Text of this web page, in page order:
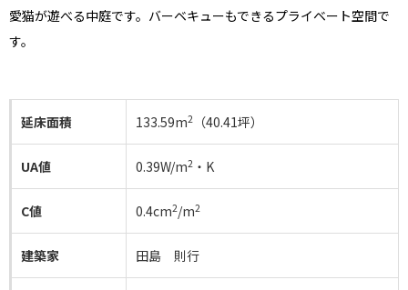
愛猫が遊べる中庭です。バーベキューもできるプライベート空間で
す。
延床面積 133.59m2 （40.41坪）
UA値 0.39W/m2 ・K
C値 0.4cm2/m2
建築家 田島 則行